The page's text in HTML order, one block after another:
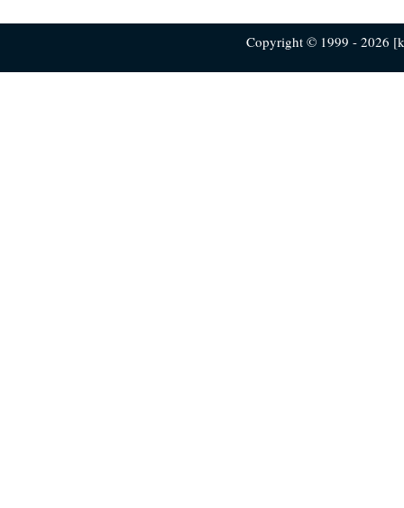
Copyright © 1999 - 2026